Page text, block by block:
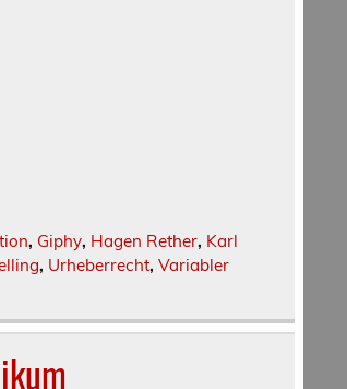
, Giphy, Hagen Rether, Karl
, Urheberrecht, Variabler